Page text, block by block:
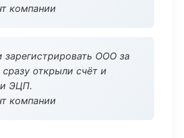
компании
зарегистрировать ООО за
сразу открыли счёт и
ЭЦП.
компании